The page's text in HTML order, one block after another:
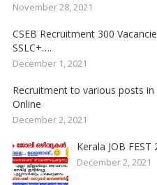
November 28, 2021
CSEB Recruitment 300
SSLC+….
December 1, 2021
Recruitment to various posts
Online
December 2, 2021
Kerala JOB
December 2, 2021